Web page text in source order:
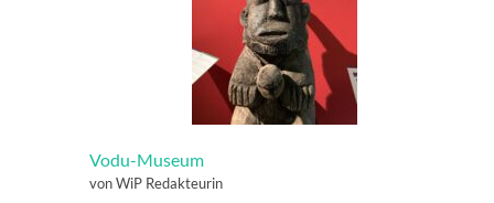
Vodu-Museum
von WiP Redakteurin